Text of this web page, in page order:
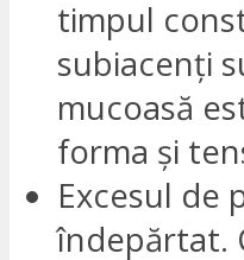
timpul
subiacenți
mucoasă
forma și
Excesul de
îndepărtat.